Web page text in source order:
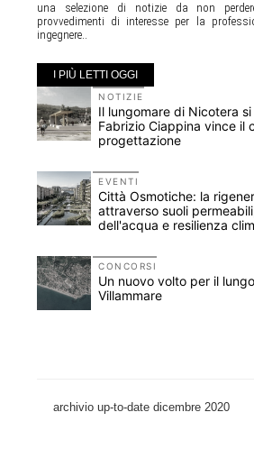
una selezione di notizie da non
provvedimenti di interesse per la
ingegnere..
I PIÙ LETTI OGGI
NOTIZIE
Il lungomare di Nicotera
Fabrizio Ciappina vince il
progettazione
EVENTI
Città Osmotiche: la
attraverso suoli
dell'acqua e resilienza
CONCORSI
Un nuovo volto per il
Villammare
archivio up-to-date dicembre 2020